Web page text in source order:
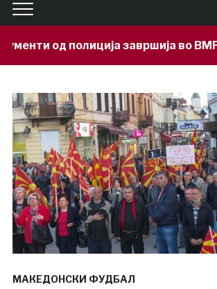
завршија во ВМРО? 6 hours ago
МАКЕДОНСКИ ФУДБАЛ